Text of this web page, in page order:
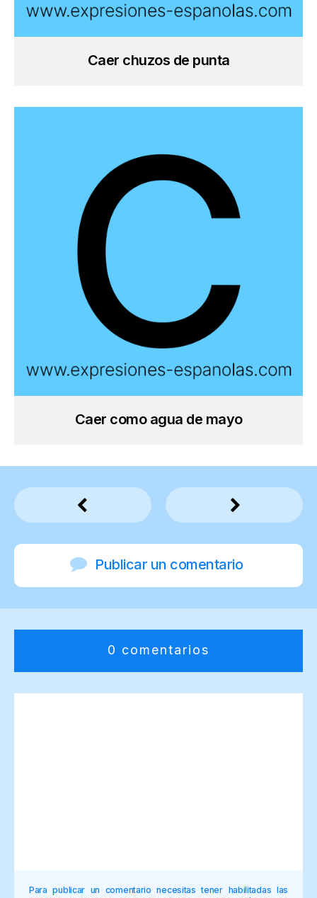
Caer chuzos de punta
Caer como agua de mayo
Publicar un comentario
0 comentarios
Para publicar un comentario necesitas tener habilitadas las